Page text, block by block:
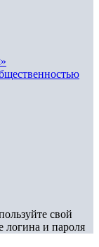
свой
логина и пароля